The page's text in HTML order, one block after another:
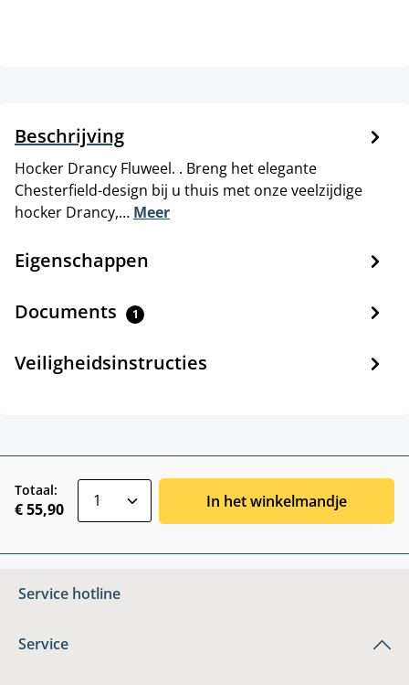
Beschrijving
Hocker Drancy Fluweel. . Breng het elegante
Chesterfield-design bij u thuis met onze veelzijdige
hocker Drancy,… Meer
Eigenschappen
Documents 1
Veiligheidsinstructies
Totaal:
€ 55,90 In het winkelmandje
Service hotline
Service